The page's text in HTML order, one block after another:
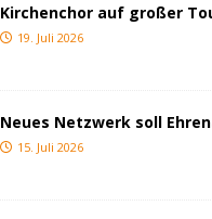
Kirchenchor auf großer
19. Juli 2026
Neues Netzwerk soll
15. Juli 2026